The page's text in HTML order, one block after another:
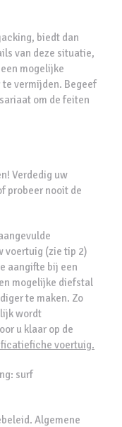
biedt dan
van deze situatie,
mogelijke
vermijden. Begeef
om de feiten
Verdedig uw
probeer nooit de
voertuig (zie tip 2)
aangifte bij een
mogelijke diefstal
te maken. Zo
wordt
u klaar op de
voertuig.
surf
Algemene